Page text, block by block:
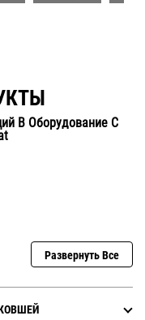
В Оборудование С
Развернуть Все